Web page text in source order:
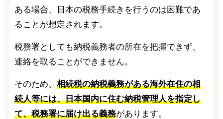
ある場合、日本の税務手続きを行うのは困難であ
ることが想定されます。
税務署としても納税義務者の所在を把握できず、
連絡を取ることができません。
そのため、 相続税の納税義務がある海外在住の相
続人等には、日本国内に住む納税管理人を指定し
て、税務署に届け出る義務があります。